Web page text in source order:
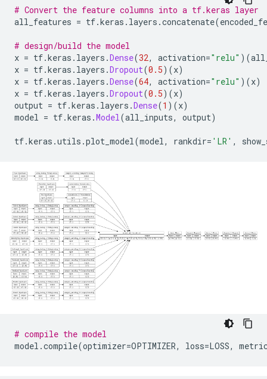
# Convert the feature columns into a tf.keras layer
all_features = tf.keras . layers .concatenate(
# design/build the model
x = tf.keras . layers .Dense(32, activation="relu" )(
x = tf.keras . layers .Dropout(0.5)(x)
x = tf.keras . layers .Dense(64, activation="relu" )(x)
x = tf.keras . layers .Dropout(0.5)(x)
output = tf.keras . layers .Dense(1 )(x)
model = tf.keras .Model(all_inputs, output)
tf.keras .utils .plot_model(model, rankdir= 'LR' ,
# compile the model
model .compile(optimizer=OPTIMIZER, loss=LOSS,